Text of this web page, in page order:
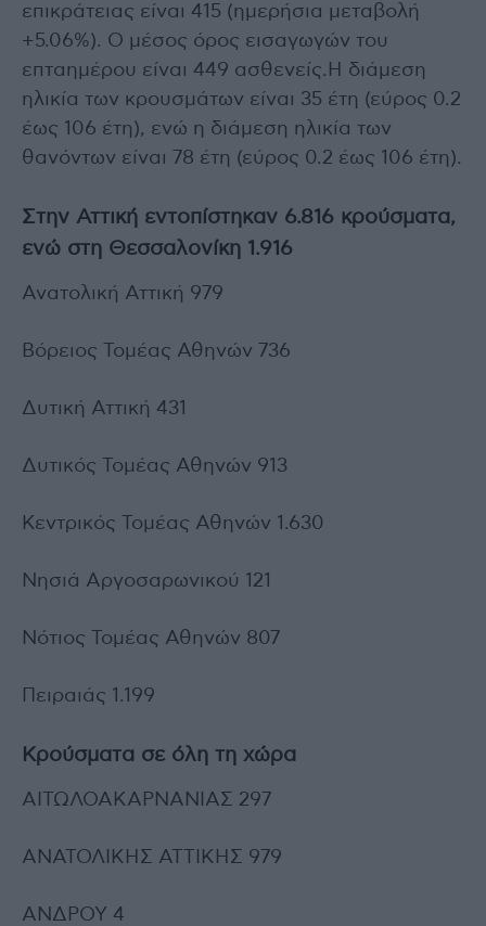
επικράτειας είναι 415 (ημερήσια μεταβολή
+5.06%). Ο μέσος όρος εισαγωγών του
επταημέρου είναι 449 ασθενείς.Η διάμεση
ηλικία των κρουσμάτων είναι 35 έτη (εύρος 0.2
έως 106 έτη), ενώ η διάμεση ηλικία των
θανόντων είναι 78 έτη (εύρος 0.2 έως 106 έτη).
Στην Αττική εντοπίστηκαν 6.816 κρούσματα,
ενώ στη Θεσσαλονίκη 1.916
Ανατολική Αττική 979
Βόρειος Τομέας Αθηνών 736
Δυτική Αττική 431
Δυτικός Τομέας Αθηνών 913
Κεντρικός Τομέας Αθηνών 1.630
Νησιά Αργοσαρωνικού 121
Νότιος Τομέας Αθηνών 807
Πειραιάς 1.199
Κρούσματα σε όλη τη χώρα
ΑΙΤΩΛΟΑΚΑΡΝΑΝΙΑΣ 297
ΑΝΑΤΟΛΙΚΗΣ ΑΤΤΙΚΗΣ 979
ΑΝΔΡΟΥ 4